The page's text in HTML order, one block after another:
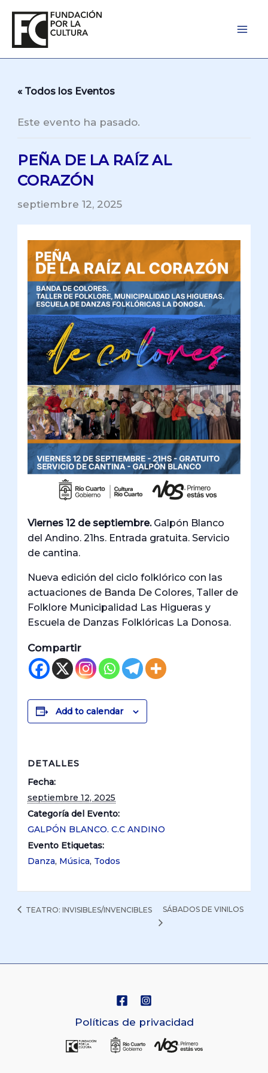
contenido
« Todos los Eventos
Este evento ha pasado.
PEÑA DE LA RAÍZ AL
CORAZÓN
septiembre 12, 2025
Viernes 12 de septiembre.Galpón Blanco
del Andino. 21hs. Entrada gratuita. Servicio
de cantina.
Nueva edición del ciclo folklórico con las
actuaciones de Banda De Colores, Taller de
Folklore Municipalidad Las Higueras y
Escuela de Danzas Folklóricas La Donosa.
Compartir
Add to calendar
DETALLES
Fecha:
septiembre 12, 2025
Categoría del Evento:
GALPÓN BLANCO. C.C ANDINO
Evento Etiquetas:
Danza, Música, Todos
TEATRO: INVISIBLES/INVENCIBLES SÁBADOS DE VINILOS
Políticas de privacidad